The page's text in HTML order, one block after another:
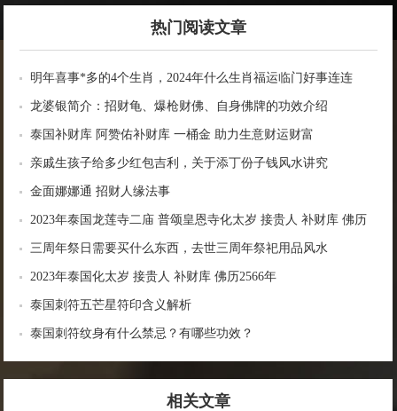
热门阅读文章
明年喜事*多的4个生肖，2024年什么生肖福运临门好事连连
龙婆银简介：招财龟、爆枪财佛、自身佛牌的功效介绍
泰国补财库 阿赞佑补财库 一桶金 助力生意财运财富
亲戚生孩子给多少红包吉利，关于添丁份子钱风水讲究
金面娜娜通 招财人缘法事
2023年泰国龙莲寺二庙 普颂皇恩寺化太岁 接贵人 补财库 佛历
2566年
三周年祭日需要买什么东西，去世三周年祭祀用品风水
2023年泰国化太岁 接贵人 补财库 佛历2566年
泰国刺符五芒星符印含义解析
泰国刺符纹身有什么禁忌？有哪些功效？
相关文章